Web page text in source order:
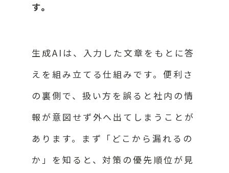
す。
生成AIは、入力した文章をもとに答
えを組み立てる仕組みです。便利さ
の裏側で、扱い方を誤ると社内の情
報が意図せず外へ出てしまうことが
あります。まず「どこから漏れるの
か」を知ると、対策の優先順位が見